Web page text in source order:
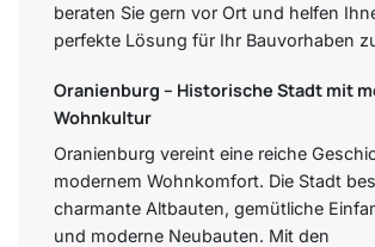
beraten Sie gern vor Ort und helfen
perfekte Lösung für Ihr Bauvorhaben
Oranienburg – Historische Stadt mit
Wohnkultur
Oranienburg vereint eine reiche
modernem Wohnkomfort. Die Stadt
charmante Altbauten, gemütliche
und moderne Neubauten. Mit den